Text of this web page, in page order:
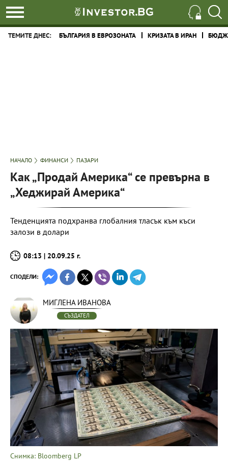
ТЕМИТЕ ДНЕС: БЪЛГАРИЯ В ЕВРОЗОНАТА КРИЗАТА В ИРАН
НАЧАЛО ФИНАНСИ ПАЗАРИ
Как „Продай Америка“ се превърна в
„Хеджирай Америка“
Тенденцията подхранва глобалния тласък към къси
залози в долари
08:13 | 20.09.25 г.
СПОДЕЛИ:
МИГЛЕНА ИВАНОВА
СЪЗДАТЕЛ
Снимка: Bloomberg LP